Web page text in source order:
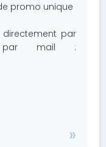
promo unique
par
par mail :